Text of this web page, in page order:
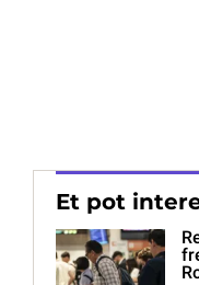
Et pot